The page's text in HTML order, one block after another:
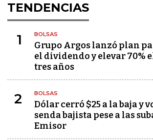
TENDENCIAS
1 BOLSAS
Grupo Argos lanzó plan
el dividendo y elevar 70%
tres años
2 BOLSAS
Dólar cerró $25 a la baja y
senda bajista pese a las
Emisor